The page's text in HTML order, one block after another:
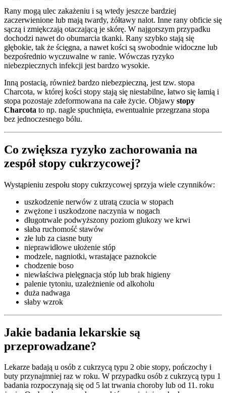
Rany mogą ulec zakażeniu i są wtedy jeszcze bardziej
zaczerwienione lub mają twardy, żółtawy nalot. Inne rany obficie się
sączą i zmiękczają otaczającą je skórę. W najgorszym przypadku
dochodzi nawet do obumarcia tkanki. Rany szybko stają się
głębokie, tak że ścięgna, a nawet kości są swobodnie widoczne lub
bezpośrednio wyczuwalne w ranie. Wówczas ryzyko
niebezpiecznych infekcji jest bardzo wysokie.
Inną postacią, również bardzo niebezpieczną, jest tzw. stopa
Charcota, w której kości stopy stają się niestabilne, łatwo się łamią i
stopa pozostaje zdeformowana na całe życie. Objawy stopy
Charcota to np. nagle spuchnięta, ewentualnie przegrzana stopa
bez jednoczesnego bólu.
Co zwiększa ryzyko zachorowania na
zespół stopy cukrzycowej?
Wystąpieniu zespołu stopy cukrzycowej sprzyja wiele czynników:
uszkodzenie nerwów z utratą czucia w stopach
zwężone i uszkodzone naczynia w nogach
długotrwale podwyższony poziom glukozy we krwi
słaba ruchomość stawów
złe lub za ciasne buty
nieprawidłowe ułożenie stóp
modzele, nagniotki, wrastające paznokcie
chodzenie boso
niewłaściwa pielęgnacja stóp lub brak higieny
palenie tytoniu, uzależnienie od alkoholu
duża nadwaga
słaby wzrok
Jakie badania lekarskie są
przeprowadzane?
Lekarze badają u osób z cukrzycą typu 2 obie stopy, pończochy i
buty przynajmniej raz w roku. W przypadku osób z cukrzycą typu 1
badania rozpoczynają się od 5 lat trwania choroby lub od 11. roku